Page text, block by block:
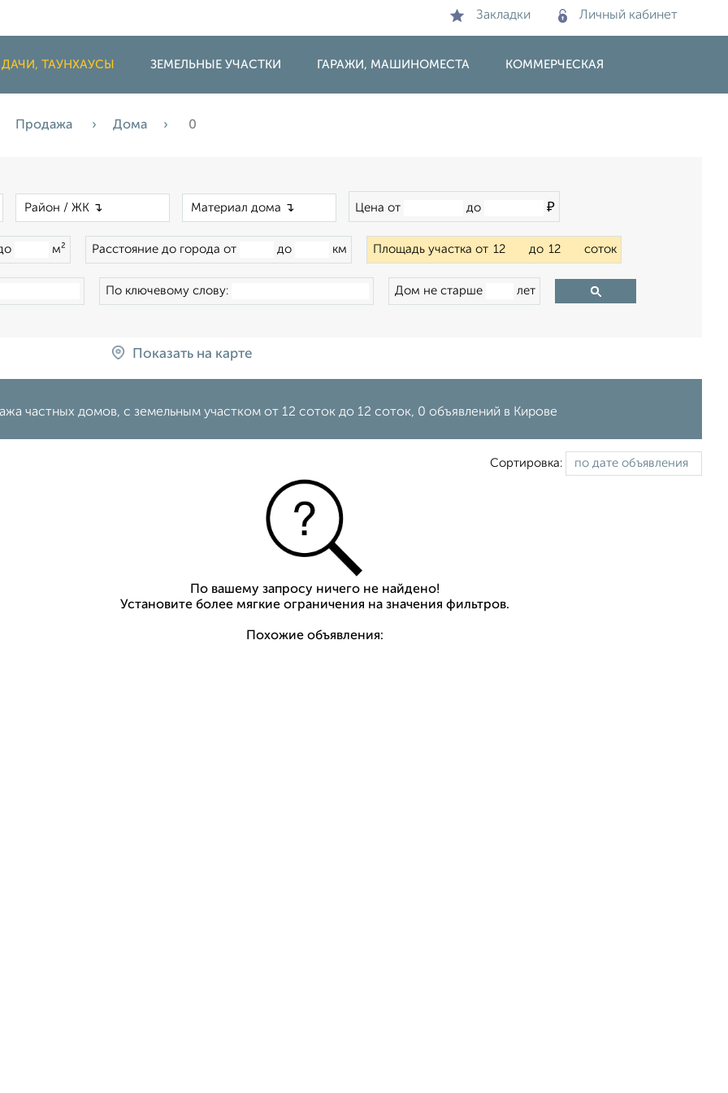
Закладки Личный кабинет
ТАУНХАУСЫ ЗЕМЕЛЬНЫЕ УЧАСТКИ ГАРАЖИ, МАШИНОМЕСТА КОММЕРЧЕСКАЯ
Продажа Дома 0
Цена от до ₽
м² Расстояние до города от до км Площадь участка от до соток
По ключевому слову: Дом не старше лет
Показать на карте
частных домов, с земельным участком от 12 соток до 12 соток, 0 объявлений в Кирове
Сортировка:
По вашему запросу ничего не найдено!
Установите более мягкие ограничения на значения фильтров.
Похожие объявления: